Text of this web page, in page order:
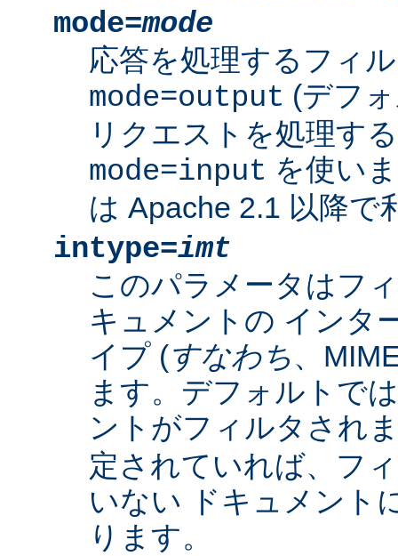
mode=mode
応答を処理するフィ
mode=output (デフ
リクエストを処理す
mode=input を使い
は Apache 2.1 以降で
intype=imt
このパラメータはフ
キュメントの インタ
イプ (すなわち、
ます。デフォルトで
ントがフィルタされ
定されていれば、フ
いない ドキュメント
ります。